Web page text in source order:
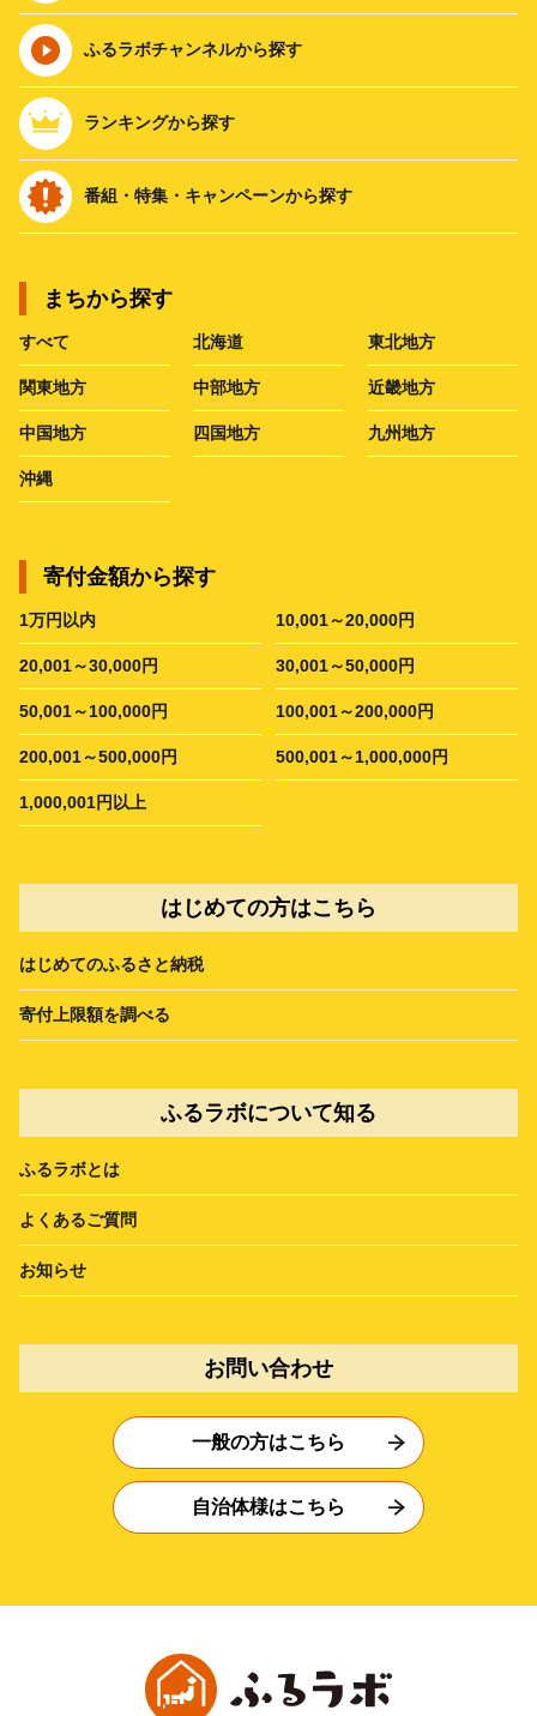
ふるラボチャンネルから探す
ランキングから探す
番組・特集・キャンペーンから探す
まちから探す
すべて 北海道 東北地方
関東地方 中部地方 近畿地方
中国地方 四国地方 九州地方
沖縄
寄付金額から探す
1万円以内 10,001～20,000円
20,001～30,000円 30,001～50,000円
50,001～100,000円 100,001～200,000円
200,001～500,000円 500,001～1,000,000円
1,000,001円以上
はじめての方はこちら
はじめてのふるさと納税
寄付上限額を調べる
ふるラボについて知る
ふるラボとは
よくあるご質問
お知らせ
お問い合わせ
一般の方はこちら
自治体様はこちら